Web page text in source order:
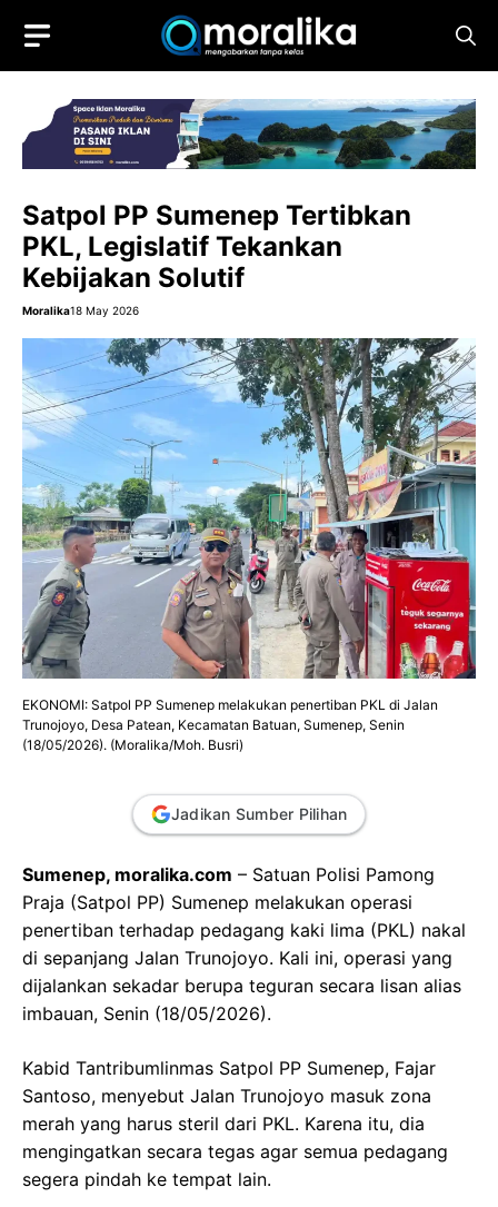
content
Satpol PP Sumenep Tertibkan
PKL, Legislatif Tekankan
Kebijakan Solutif
Moralika18 May 2026
EKONOMI: Satpol PP Sumenep melakukan penertiban PKL di Jalan
Trunojoyo, Desa Patean, Kecamatan Batuan, Sumenep, Senin
(18/05/2026). (Moralika/Moh. Busri)
Jadikan Sumber Pilihan
Sumenep, moralika.com – Satuan Polisi Pamong
Praja (Satpol PP) Sumenep melakukan operasi
penertiban terhadap pedagang kaki lima (PKL) nakal
di sepanjang Jalan Trunojoyo. Kali ini, operasi yang
dijalankan sekadar berupa teguran secara lisan alias
imbauan, Senin (18/05/2026).
Kabid Tantribumlinmas Satpol PP Sumenep, Fajar
Santoso, menyebut Jalan Trunojoyo masuk zona
merah yang harus steril dari PKL. Karena itu, dia
mengingatkan secara tegas agar semua pedagang
segera pindah ke tempat lain.